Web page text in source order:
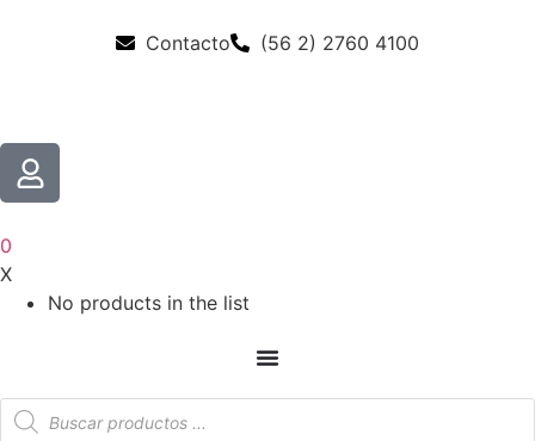
Contacto (56 2) 2760 4100
0
X
No products in the list